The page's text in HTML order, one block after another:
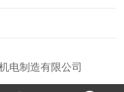
电制造有限公司